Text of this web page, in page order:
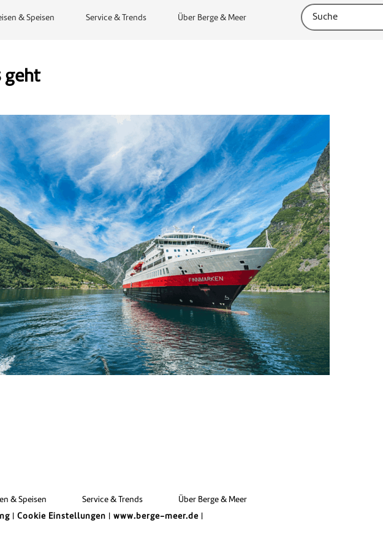
& Speisen Service & Trends Über Berge & Meer
geht
& Speisen Service & Trends Über Berge & Meer
Cookie Einstellungen www.berge-meer.de